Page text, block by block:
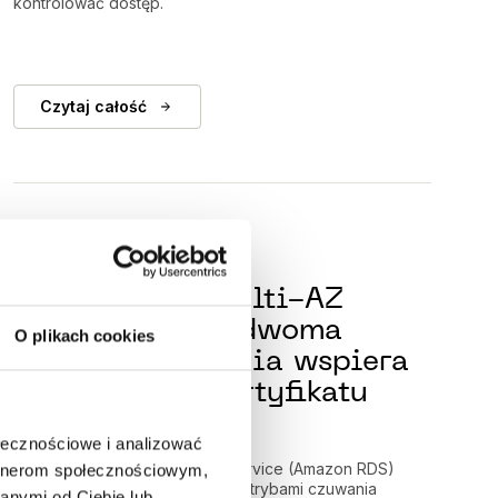
O plikach cookies
i analizować
społecznościowym,
Czytaj całość
3 lipca 2024
Amazon RDS Multi-AZ
Deployments z dwoma
trybami czuwania wspiera
teraz rotację certyfikatu
Amazon Relational Database Service (Amazon RDS)
Multi-AZ Deployments z dwoma trybami czuwania